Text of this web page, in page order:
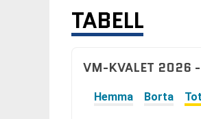
TABELL
VM-KVALET 2026 -
Hemma Borta